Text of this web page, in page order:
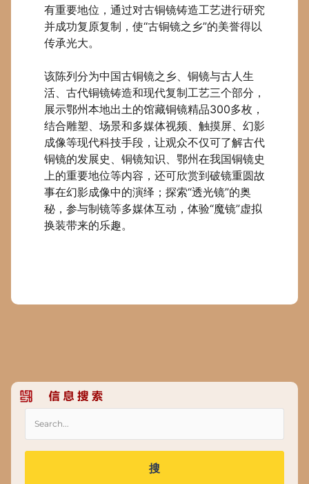
有重要地位，通过对古铜镜铸造工艺进行研究
并成功复原复制，使“古铜镜之乡”的美誉得以
传承光大。
该陈列分为中国古铜镜之乡、铜镜与古人生
活、古代铜镜铸造和现代复制工艺三个部分，
展示鄂州本地出土的馆藏铜镜精品300多枚，
结合雕塑、场景和多媒体视频、触摸屏、幻影
成像等现代科技手段，让观众不仅可了解古代
铜镜的发展史、铜镜知识、鄂州在我国铜镜史
上的重要地位等内容，还可欣赏到破镜重圆故
事在幻影成像中的演绎；探索“透光镜”的奥
秘，参与制镜等多媒体互动，体验“魔镜”虚拟
换装带来的乐趣。
搜